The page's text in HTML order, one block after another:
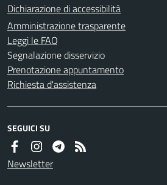
Dichiarazione di accessibilità
Amministrazione trasparente
Leggi le FAQ
Segnalazione disservizio
Prenotazione appuntamento
Richiesta d'assistenza
SEGUICI SU
Newsletter